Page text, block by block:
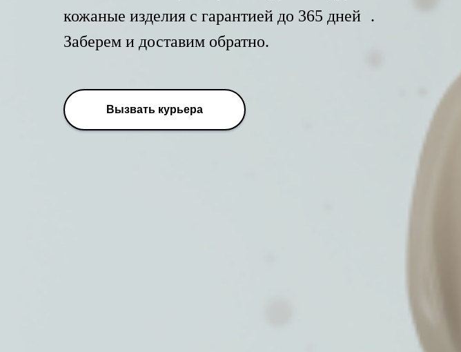
кожаные изделия с гарантией до 365 дней .
Заберем и доставим обратно.
Вызвать курьера